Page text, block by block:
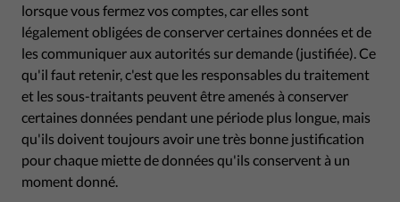
lorsque vous fermez vos comptes, car elles sont
légalement obligées de conserver certaines données et de
les communiquer aux autorités sur demande (justifiée). Ce
qu'il faut retenir, c'est que les responsables du traitement
et les sous-traitants peuvent être amenés à conserver
certaines données pendant une période plus longue, mais
qu'ils doivent toujours avoir une très bonne justification
pour chaque miette de données qu'ils conservent à un
moment donné.